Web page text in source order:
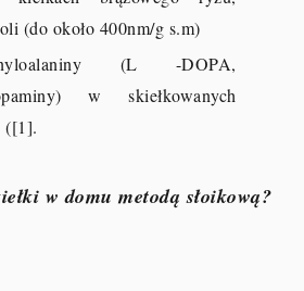
(do około 400nm/g s.m)
(L -DOPA,
w skiełkowanych
([1].
w domu metodą słoikową?